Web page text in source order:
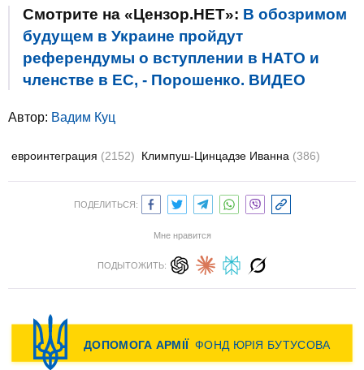
Смотрите на «Цензор.НЕТ»: В обозримом
будущем в Украине пройдут
референдумы о вступлении в НАТО и
членстве в ЕС, - Порошенко. ВИДЕО
Автор: Вадим Куц
евроинтеграция (2152) Климпуш-Цинцадзе Иванна (386)
ПОДЕЛИТЬСЯ:
Мне нравится
ПОДЫТОЖИТЬ: